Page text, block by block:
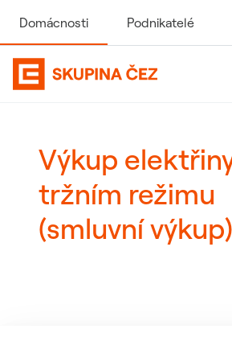
Domácnosti Podnikatelé
Domovská
Výkup
tržním režimu
(smluvní výkup)